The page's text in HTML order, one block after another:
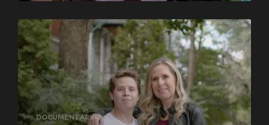
DOCUMENTARY